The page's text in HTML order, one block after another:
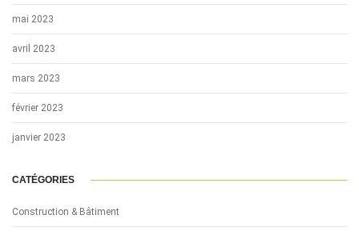
mai 2023
avril 2023
mars 2023
février 2023
janvier 2023
CATÉGORIES
Construction & Bâtiment